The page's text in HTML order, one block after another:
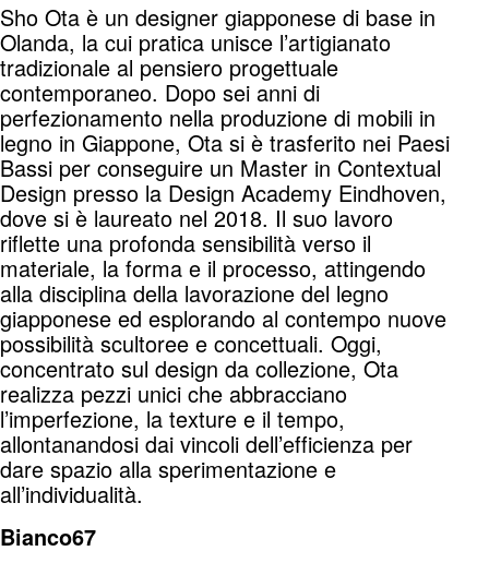
Sho Ota è un designer giapponese di base in
Olanda, la cui pratica unisce l’artigianato
tradizionale al pensiero progettuale
contemporaneo. Dopo sei anni di
perfezionamento nella produzione di mobili in
legno in Giappone, Ota si è trasferito nei Paesi
Bassi per conseguire un Master in Contextual
Design presso la Design Academy Eindhoven,
dove si è laureato nel 2018. Il suo lavoro
riflette una profonda sensibilità verso il
materiale, la forma e il processo, attingendo
alla disciplina della lavorazione del legno
giapponese ed esplorando al contempo nuove
possibilità scultoree e concettuali. Oggi,
concentrato sul design da collezione, Ota
realizza pezzi unici che abbracciano
l’imperfezione, la texture e il tempo,
allontanandosi dai vincoli dell’efficienza per
dare spazio alla sperimentazione e
all’individualità.
Bianco67